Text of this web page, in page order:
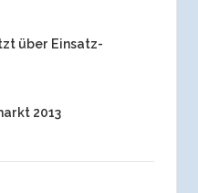
über Einsatz-
2013